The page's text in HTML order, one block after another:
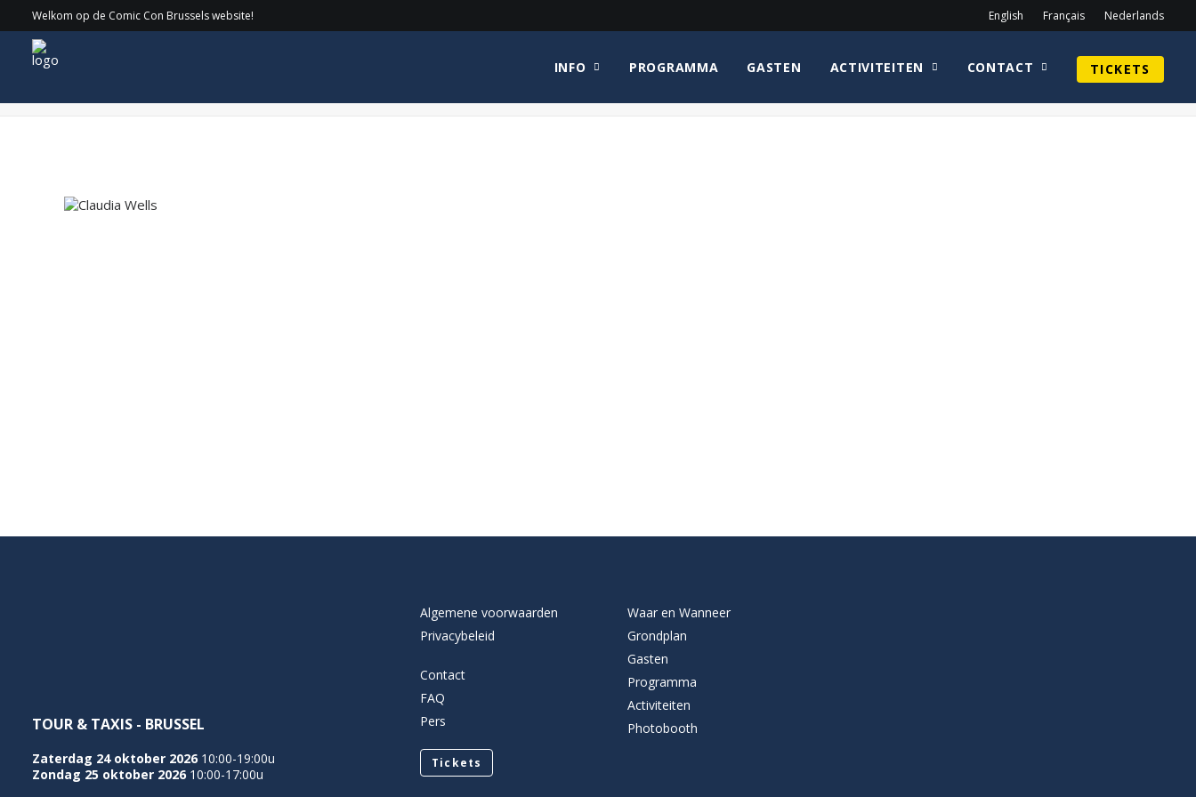
Welkom op de Comic Con Brussels website! English Français Nederlands
INFO PROGRAMMA GASTEN ACTIVITEITEN CONTACT TICKETS
Claudia Wells Home Guy Henry Claudia Wells
TOUR & TAXIS - BRUSSEL
Zaterdag 24 oktober 2026 10:00-19:00u
Zondag 25 oktober 2026 10:00-17:00u
Algemene voorwaarden
Privacybeleid
Contact
FAQ
Pers
Tickets
Waar en Wanneer
Grondplan
Gasten
Programma
Activiteiten
Photobooth